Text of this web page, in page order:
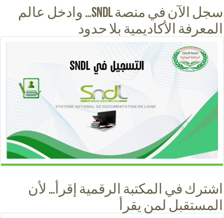
سجل الآن في منصة SNDL… وادخل عالم
المعرفة الأكاديمية بلا حدود
اشترك في المكتبة الرقمية إقرأ… لأن
المستقبل لمن يقرأ